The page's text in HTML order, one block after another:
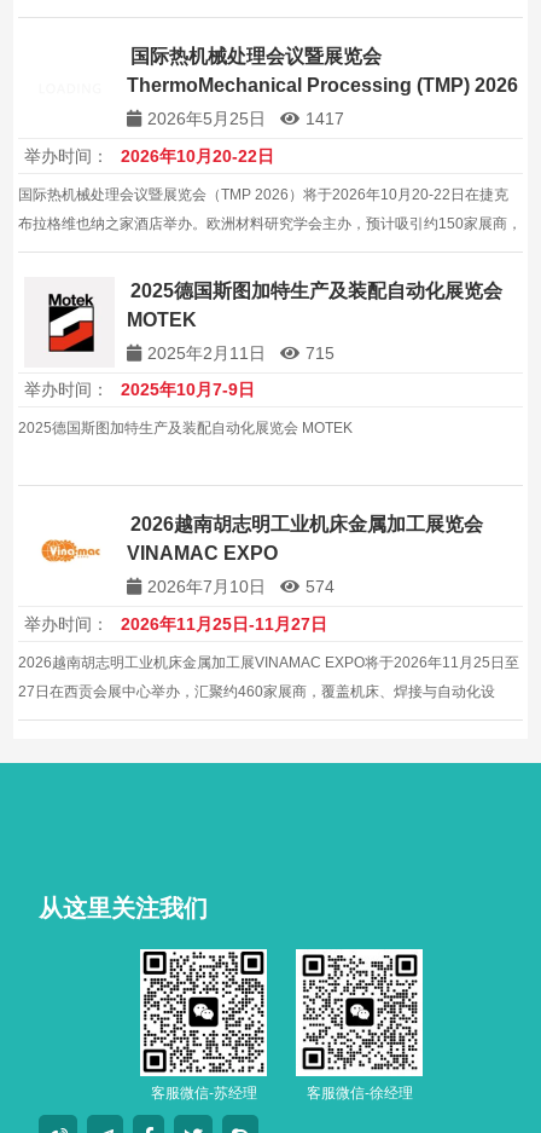
国际热机械处理会议暨展览会
ThermoMechanical Processing (TMP) 2026
2026年5月25日
1417
举办时间：
2026年10月20-22日
国际热机械处理会议暨展览会（TMP 2026）将于2026年10月20-22日在捷克
布拉格维也纳之家酒店举办。欧洲材料研究学会主办，预计吸引约150家展商，
展出面积5000平方米。
2025德国斯图加特生产及装配自动化展览会
MOTEK
2025年2月11日
715
举办时间：
2025年10月7-9日
2025德国斯图加特生产及装配自动化展览会 MOTEK
2026越南胡志明工业机床金属加工展览会
VINAMAC EXPO
2026年7月10日
574
举办时间：
2026年11月25日-11月27日
2026越南胡志明工业机床金属加工展VINAMAC EXPO将于2026年11月25日至
27日在西贡会展中心举办，汇聚约460家展商，覆盖机床、焊接与自动化设
备，助力本地工厂提升工艺与生产效率，对接东盟制造转移商机，是越南制造
从这里关注我们
客服微信-苏经理 客服微信-徐经理